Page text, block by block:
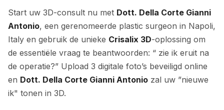
Start uw 3D-consult nu met Dott. Della Corte Gianni
Antonio, een gerenomeerde plastic surgeon in Napoli,
Italy en gebruik de unieke Crisalix 3D-oplossing om
de essentiële vraag te beantwoorden: “ zie ik eruit na
de operatie?” Upload 3 digitale foto’s beveiligd online
en Dott. Della Corte Gianni Antonio zal uw ”nieuwe
ik" tonen in 3D.